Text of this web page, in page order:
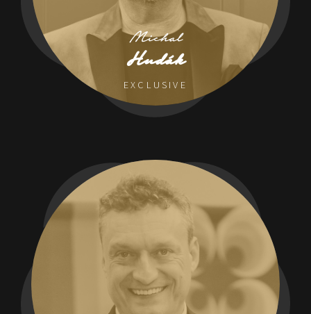
Michal
Hudák
EXCLUSIVE